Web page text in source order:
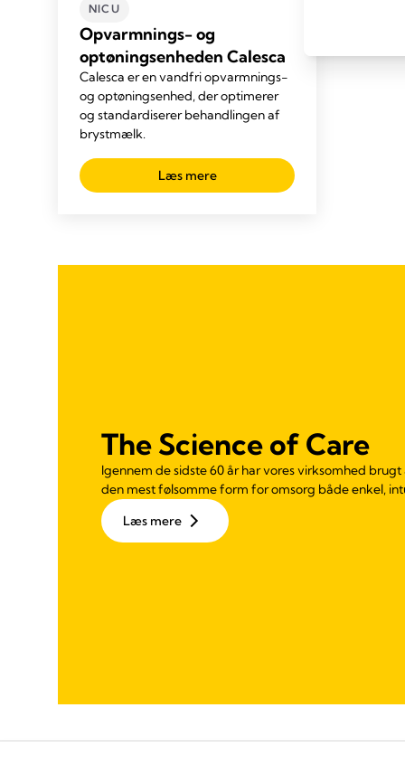
NICU
Opvarmnings- og
optøningsenheden Calesca
Calesca er en vandfri opvarmnings-
og optøningsenhed, der optimerer
og standardiserer behandlingen af
brystmælk.
Læs mere
The Science of Care
Igennem de sidste 60 år har vores virksomhed
den mest følsomme form for omsorg både enkel,
Læs mere